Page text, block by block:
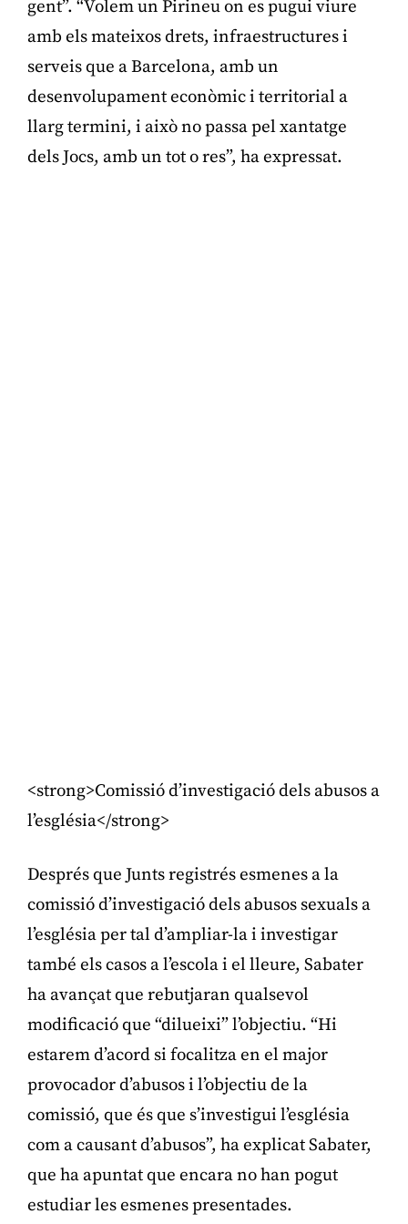
gent”. “Volem un Pirineu on es pugui viure
amb els mateixos drets, infraestructures i
serveis que a Barcelona, amb un
desenvolupament econòmic i territorial a
llarg termini, i això no passa pel xantatge
dels Jocs, amb un tot o res”, ha expressat.
<strong>Comissió d’investigació dels abusos a
l’església</strong>
Després que Junts registrés esmenes a la
comissió d’investigació dels abusos sexuals a
l’església per tal d’ampliar-la i investigar
també els casos a l’escola i el lleure, Sabater
ha avançat que rebutjaran qualsevol
modificació que “dilueixi” l’objectiu. “Hi
estarem d’acord si focalitza en el major
provocador d’abusos i l’objectiu de la
comissió, que és que s’investigui l’església
com a causant d’abusos”, ha explicat Sabater,
que ha apuntat que encara no han pogut
estudiar les esmenes presentades.